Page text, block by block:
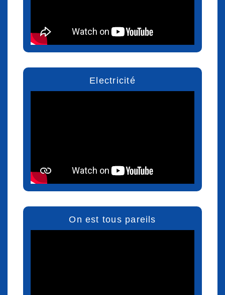
Electricité
On est tous pareils